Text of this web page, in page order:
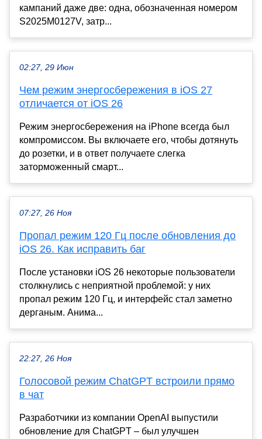
кампаний даже две: одна, обозначенная номером
S2025M0127V, затр...
02:27, 29 Июн
Чем режим энергосбережения в iOS 27
отличается от iOS 26
Режим энергосбережения на iPhone всегда был
компромиссом. Вы включаете его, чтобы дотянуть
до розетки, и в ответ получаете слегка
заторможенный смарт...
07:27, 26 Ноя
Пропал режим 120 Гц после обновления до
iOS 26. Как исправить баг
После установки iOS 26 некоторые пользователи
столкнулись с неприятной проблемой: у них
пропал режим 120 Гц, и интерфейс стал заметно
дерганым. Анима...
22:27, 26 Ноя
Голосовой режим ChatGPT встроили прямо
в чат
Разработчики из компании OpenAI выпустили
обновление для ChatGPT – был улучшен